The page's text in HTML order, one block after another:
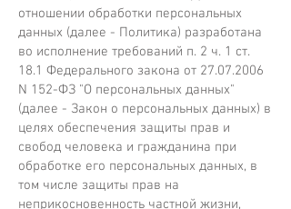
отношении обработки персональных
данных (далее - Политика) разработана
во исполнение требований п. 2 ч. 1 ст.
18.1 Федерального закона от 27.07.2006
N 152-ФЗ "О персональных данных"
(далее - Закон о персональных данных) в
целях обеспечения защиты прав и
свобод человека и гражданина при
обработке его персональных данных, в
том числе защиты прав на
неприкосновенность частной жизни,